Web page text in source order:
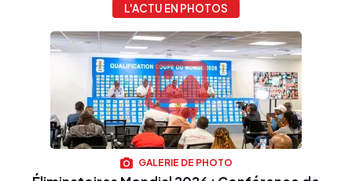
L'ACTU EN PHOTOS
GALERIE DE PHOTO